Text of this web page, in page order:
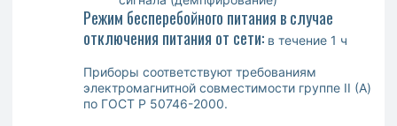
Режим бесперебойного питания в случае
отключения питания от сети: в течение 1 ч
Приборы соответствуют требованиям
электромагнитной совместимости группе II (А)
по ГОСТ Р 50746-2000.